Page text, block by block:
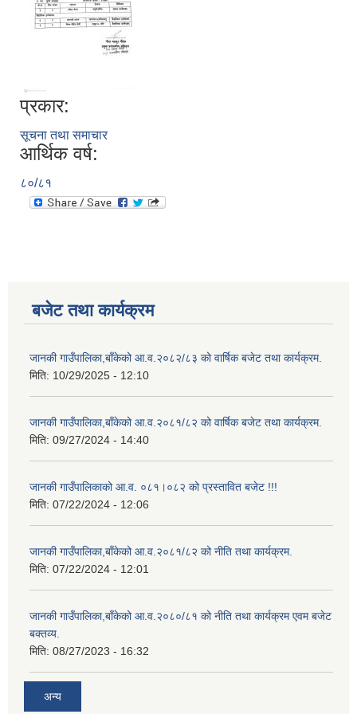
प्रकार:
सूचना तथा समाचार
आर्थिक वर्ष:
८०/८१
बजेट तथा कार्यक्रम
जानकी गाउँपालिका,बाँकेको आ.व.२०८२/८३ को वार्षिक बजेट तथा कार्यक्रम.
मिति: 10/29/2025 - 12:10
जानकी गाउँपालिका,बाँकेको आ.व.२०८१/८२ को वार्षिक बजेट तथा कार्यक्रम.
मिति: 09/27/2024 - 14:40
जानकी गाउँपालिकाको आ.व. ०८१।०८२ को प्रस्तावित बजेट !!!
मिति: 07/22/2024 - 12:06
जानकी गाउँपालिका,बाँकेको आ.व.२०८१/८२ को नीति तथा कार्यक्रम.
मिति: 07/22/2024 - 12:01
जानकी गाउँपालिका,बाँकेको आ.व.२०८०/८१ को नीति तथा कार्यक्रम एवम बजेट
बक्तव्य.
मिति: 08/27/2023 - 16:32
अन्य